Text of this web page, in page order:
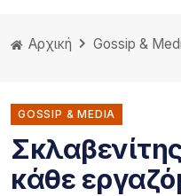
Αρχική Gossip &
GOSSIP & MEDIA
κάθε